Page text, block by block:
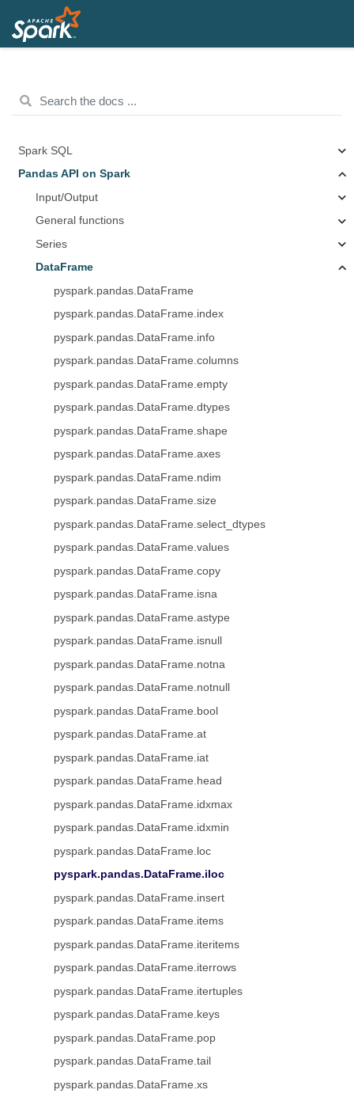
Spark SQL
Pandas API on Spark
Input/Output
General functions
Series
DataFrame
pyspark.pandas.DataFrame
pyspark.pandas.DataFrame.index
pyspark.pandas.DataFrame.info
pyspark.pandas.DataFrame.columns
pyspark.pandas.DataFrame.empty
pyspark.pandas.DataFrame.dtypes
pyspark.pandas.DataFrame.shape
pyspark.pandas.DataFrame.axes
pyspark.pandas.DataFrame.ndim
pyspark.pandas.DataFrame.size
pyspark.pandas.DataFrame.select_dtypes
pyspark.pandas.DataFrame.values
pyspark.pandas.DataFrame.copy
pyspark.pandas.DataFrame.isna
pyspark.pandas.DataFrame.astype
pyspark.pandas.DataFrame.isnull
pyspark.pandas.DataFrame.notna
pyspark.pandas.DataFrame.notnull
pyspark.pandas.DataFrame.bool
pyspark.pandas.DataFrame.at
pyspark.pandas.DataFrame.iat
pyspark.pandas.DataFrame.head
pyspark.pandas.DataFrame.idxmax
pyspark.pandas.DataFrame.idxmin
pyspark.pandas.DataFrame.loc
pyspark.pandas.DataFrame.iloc
pyspark.pandas.DataFrame.insert
pyspark.pandas.DataFrame.items
pyspark.pandas.DataFrame.iteritems
pyspark.pandas.DataFrame.iterrows
pyspark.pandas.DataFrame.itertuples
pyspark.pandas.DataFrame.keys
pyspark.pandas.DataFrame.pop
pyspark.pandas.DataFrame.tail
pyspark.pandas.DataFrame.xs